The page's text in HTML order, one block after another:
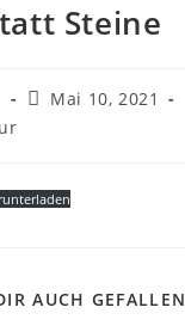
Steine
Mai 10, 2021
AUCH GEFALLEN